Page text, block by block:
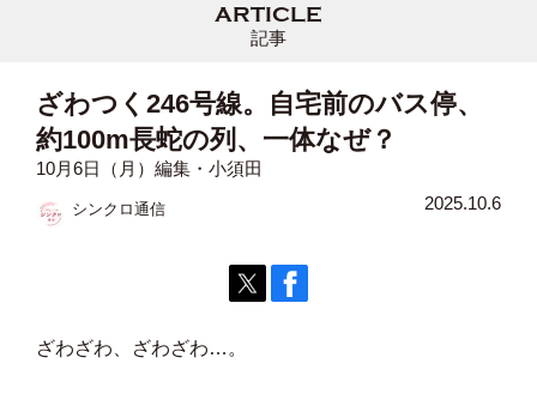
記事
ざわつく246号線。自宅前のバス停、
約100m長蛇の列、一体なぜ？
10月6日（月）編集・小須田
シンクロ通信 2025.10.6
ざわざわ、ざわざわ…。